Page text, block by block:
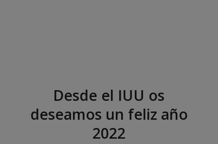
Desde el IUU os
deseamos un feliz año
2022